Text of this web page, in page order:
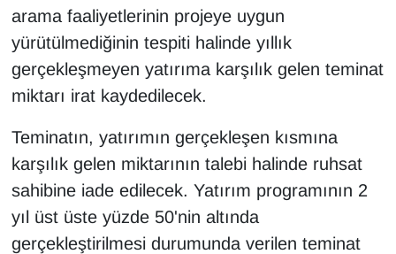
arama faaliyetlerinin projeye uygun
yürütülmediğinin tespiti halinde yıllık
gerçekleşmeyen yatırıma karşılık gelen teminat
miktarı irat kaydedilecek.
Teminatın, yatırımın gerçekleşen kısmına
karşılık gelen miktarının talebi halinde ruhsat
sahibine iade edilecek. Yatırım programının 2
yıl üst üste yüzde 50'nin altında
gerçekleştirilmesi durumunda verilen teminat